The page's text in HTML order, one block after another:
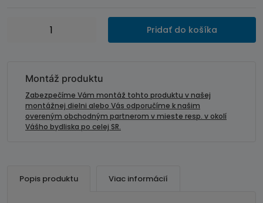
množstvo
Inštalačná
rámik
autorádia
FIAT
Croma
Pridať do košíka
Montáž produktu
Zabezpečíme Vám montáž tohto produktu v našej
montážnej dielni alebo Vás odporučíme k našim
overeným obchodným partnerom v mieste resp. v okolí
Vášho bydliska po celej SR.
Popis produktu Viac informácií